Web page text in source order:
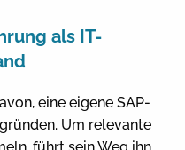
als IT-
eine eigene SAP-
Um relevante